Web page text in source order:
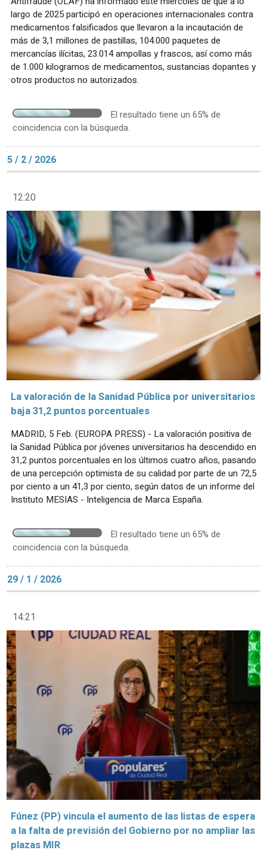
largo de 2025 participó en operaciones internacionales contra
medicamentos falsificados que llevaron a la incautación de
más de 3,1 millones de pastillas, 104.000 paquetes de
mercancías ilícitas, 23.014 ampollas y frascos, así como más
de 1.000 kilogramos de medicamentos, sustancias dopantes y
otros productos no autorizados.
El resultado tiene un 65% de
coincidencia con la búsqueda.
5 / 2 / 2026
12:20
La valoración de la Sanidad Pública por universitarios
baja 31,2 puntos porcentuales
MADRID, 5 Feb. (EUROPA PRESS) - La valoración positiva de
la Sanidad Pública por jóvenes universitarios ha descendido en
31,2 puntos porcentuales en los últimos cuatro años, pasando
de una percepción optimista de su calidad por parte de un 72,5
por ciento a un 41,3 por ciento, según datos de un informe del
Instituto MESIAS - Inteligencia de Marca España.
El resultado tiene un 65% de
coincidencia con la búsqueda.
29 / 1 / 2026
14:21
Fúnez (PP) vincula el aumento de las listas de espera
a la falta de previsión del Gobierno por no ampliar las
plazas MIR